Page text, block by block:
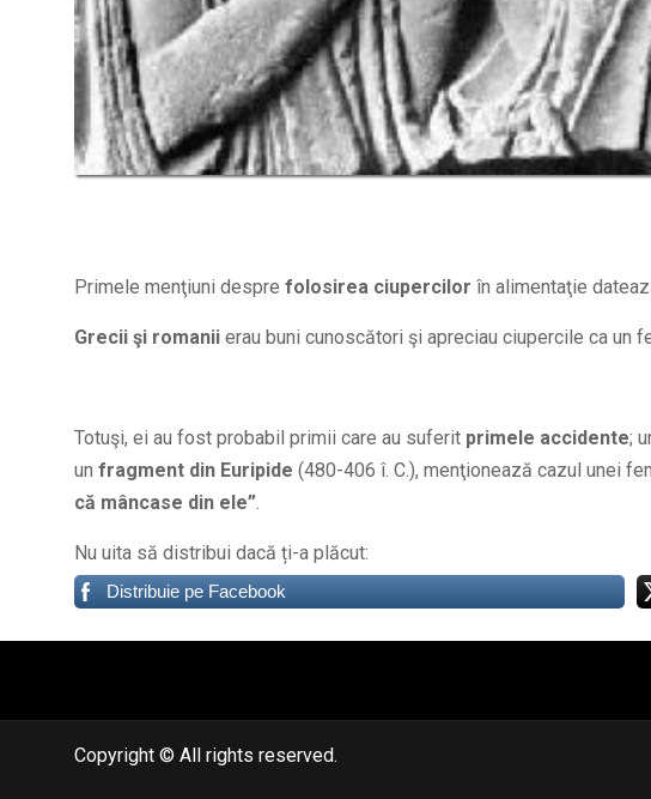
Primele menţiuni despre folosirea ciupercilor în alimentaţie
Grecii şi romanii erau buni cunoscători şi apreciau ciupercile ca un
Totuşi, ei au fost probabil primii care au suferit primele accidente;
un fragment din Euripide (480-406 î. C.), menţionează cazul unei
că mâncase din ele”.
Nu uita să distribui dacă ți-a plăcut:
Distribuie pe Facebook
Copyright © All rights reserved.